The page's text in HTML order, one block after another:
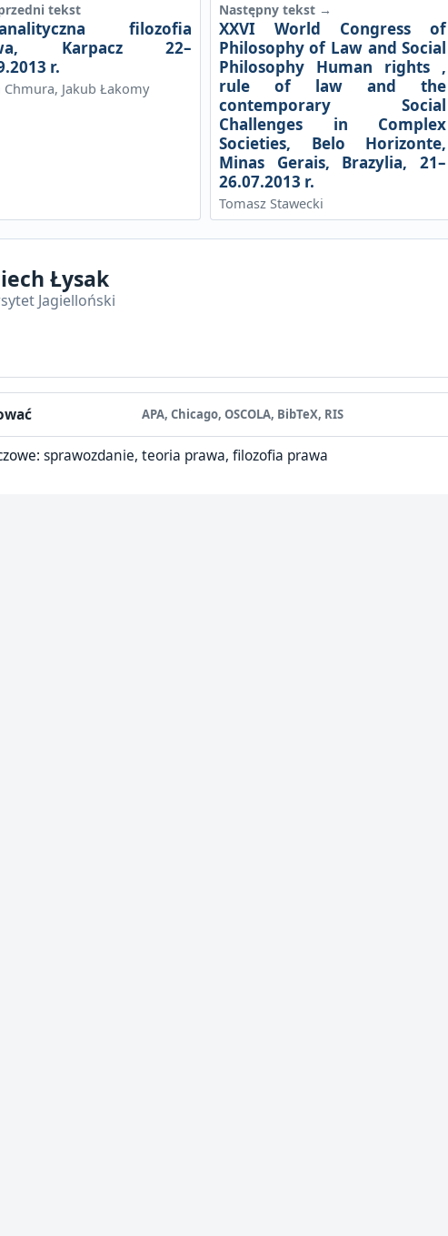
tekst
filozofia
Karpacz 22–
r.
Chmura, Jakub Łakomy
Następny tekst →
XXVI World Congress of
Philosophy of Law and Social
Philosophy Human rights ,
rule of law and the
contemporary Social
Challenges in Complex
Societies, Belo Horizonte,
Minas Gerais, Brazylia, 21–
26.07.2013 r.
Tomasz Stawecki
Łysak
Jagielloński
APA, Chicago, OSCOLA, BibTeX, RIS
sprawozdanie, teoria prawa, filozofia prawa